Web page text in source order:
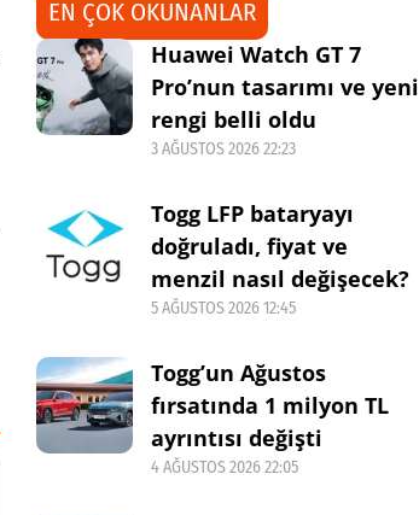
EN ÇOK OKUNANLAR
Huawei Watch GT 7
Pro’nun tasarımı ve yeni
rengi belli oldu
3 AĞUSTOS 2026 22:23
Togg LFP bataryayı
doğruladı, fiyat ve
menzil nasıl değişecek?
5 AĞUSTOS 2026 12:45
Togg’un Ağustos
fırsatında 1 milyon TL
ayrıntısı değişti
4 AĞUSTOS 2026 22:05